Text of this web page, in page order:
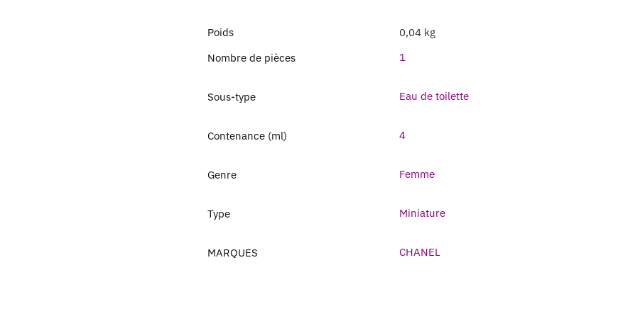
Poids
0,04 kg
Nombre de pièces
1
Sous-type Eau de toilette
Contenance (ml) 4
Genre Femme
Type Miniature
MARQUES CHANEL